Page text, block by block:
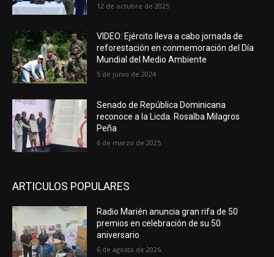
12 de octubre de 2025
VIDEO: Ejército lleva a cabo jornada de
reforestación en conmemoración del Día
Mundial del Medio Ambiente
5 de junio de 2024
Senado de República Dominicana
reconoce a la Licda. Rosalba Milagros
Peña
6 de marzo de 2025
ARTICULOS POPULARES
Radio Marién anuncia gran rifa de 50
premios en celebración de su 50
aniversario
6 de agosto de 2026